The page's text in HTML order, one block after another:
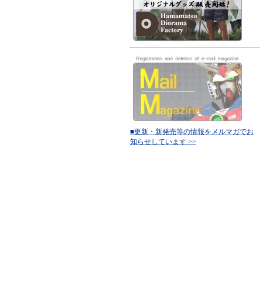
■更新・新発売等の情報をメルマガでお
知らせしています >>